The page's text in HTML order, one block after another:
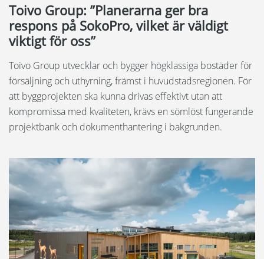
Toivo Group: ”Planerarna ger bra
respons på SokoPro, vilket är väldigt
viktigt för oss”
Toivo Group utvecklar och bygger högklassiga bostäder för
försäljning och uthyrning, främst i huvudstadsregionen. För
att byggprojekten ska kunna drivas effektivt utan att
kompromissa med kvaliteten, krävs en sömlöst fungerande
projektbank och dokumenthantering i bakgrunden.